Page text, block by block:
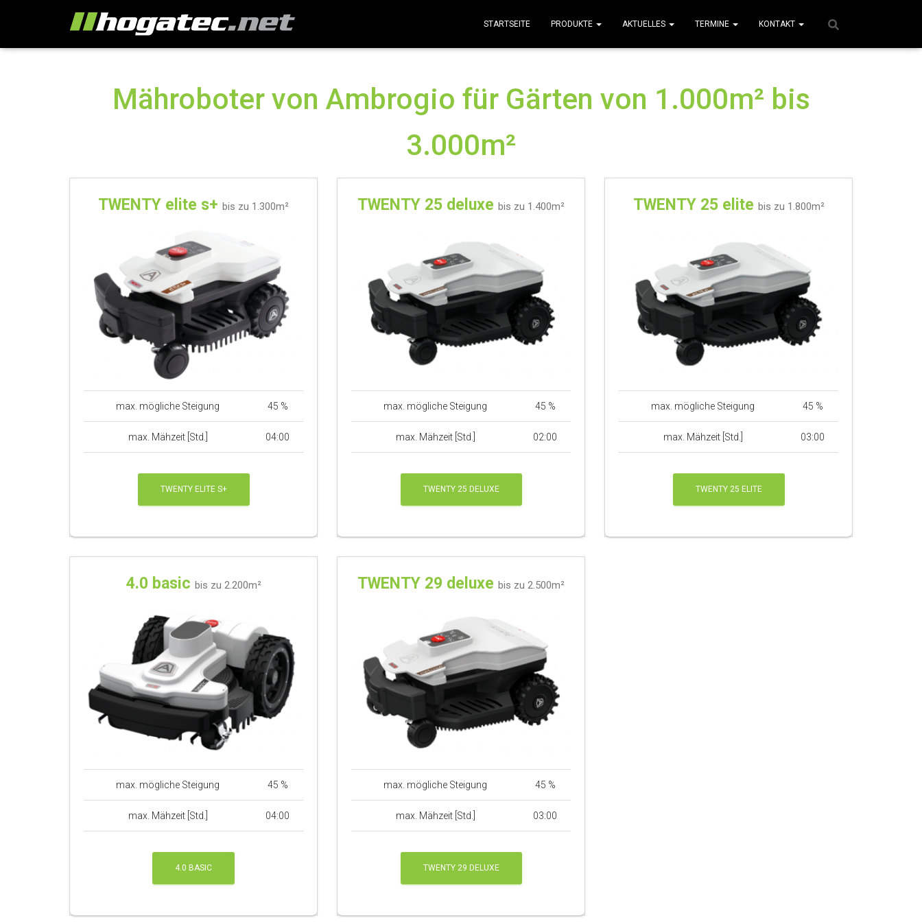
STARTSEITE PRODUKTE AKTUELLES TERMINE KONTAKT
Mähroboter von Ambrogio für Gärten von 1.000m² bis
3.000m²
TWENTY elite s+ bis zu 1.300m²
max. mögliche Steigung 45 %
max. Mähzeit [Std.] 04:00
TWENTY ELITE S+
TWENTY 25 deluxe bis zu 1.400m²
max. mögliche Steigung 45 %
max. Mähzeit [Std.] 02:00
TWENTY 25 DELUXE
TWENTY 25 elite bis zu 1.800m²
max. mögliche Steigung 45 %
max. Mähzeit [Std.] 03:00
TWENTY 25 ELITE
4.0 basic bis zu 2.200m²
max. mögliche Steigung 45 %
max. Mähzeit [Std.] 04:00
4.0 BASIC
TWENTY 29 deluxe bis zu 2.500m²
max. mögliche Steigung 45 %
max. Mähzeit [Std.] 03:00
TWENTY 29 DELUXE